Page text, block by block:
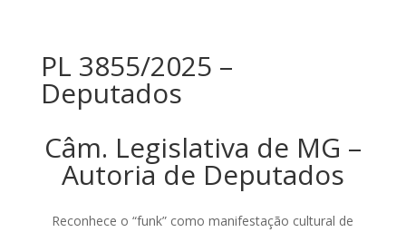
PL 3855/2025 –
Deputados
Câm. Legislativa de MG –
Autoria de Deputados
Reconhece o “funk” como manifestação cultural de